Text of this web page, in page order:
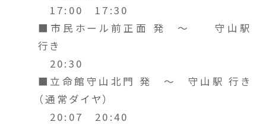
17:00 17:30
■市民ホール前正面 発 ～ 守山駅
行き
20:30
■立命館守山北門 発 ～ 守山駅 行き
（通常ダイヤ）
20:07 20:40